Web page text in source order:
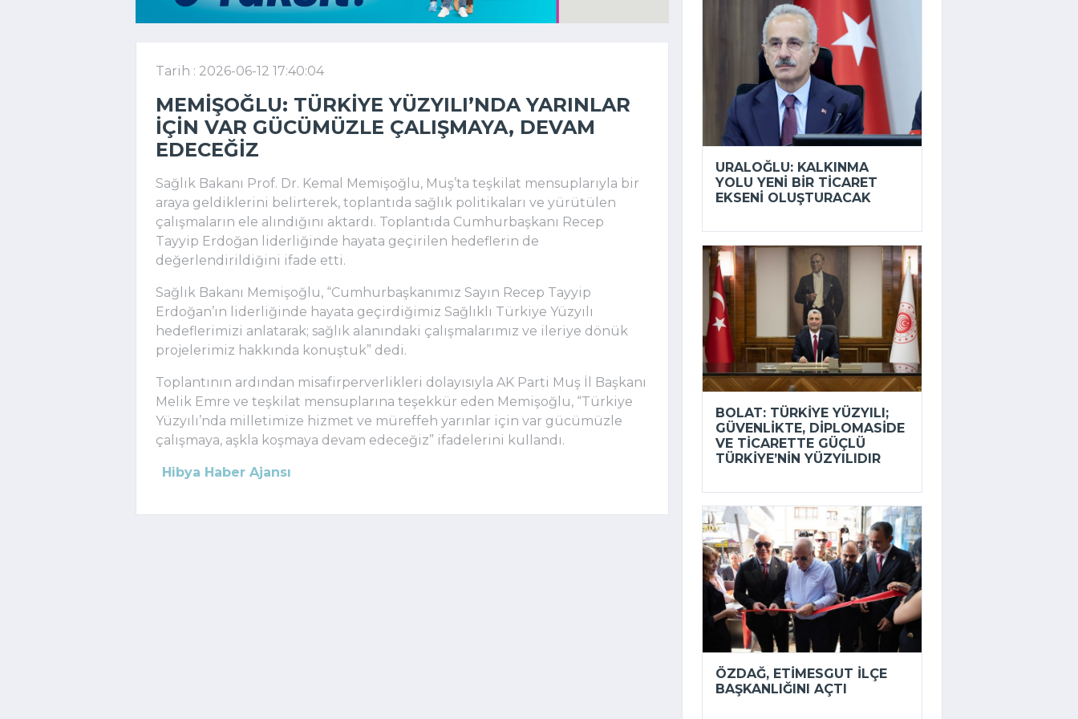
Tarih : 2026-06-12 17:40:04
MEMIŞOĞLU: TÜRKIYE YÜZYILI’NDA YARINLAR
IÇIN VAR GÜCÜMÜZLE ÇALIŞMAYA, DEVAM
EDECEĞIZ
Sağlık Bakanı Prof. Dr. Kemal Memişoğlu, Muş’ta teşkilat mensuplarıyla bir
araya geldiklerini belirterek, toplantıda sağlık politikaları ve yürütülen
çalışmaların ele alındığını aktardı. Toplantıda Cumhurbaşkanı Recep
Tayyip Erdoğan liderliğinde hayata geçirilen hedeflerin de
değerlendirildiğini ifade etti.
Sağlık Bakanı Memişoğlu, “Cumhurbaşkanımız Sayın Recep Tayyip
Erdoğan’ın liderliğinde hayata geçirdiğimiz Sağlıklı Türkiye Yüzyılı
hedeflerimizi anlatarak; sağlık alanındaki çalışmalarımız ve ileriye dönük
projelerimiz hakkında konuştuk” dedi.
Toplantının ardından misafirperverlikleri dolayısıyla AK Parti Muş İl Başkanı
Melik Emre ve teşkilat mensuplarına teşekkür eden Memişoğlu, “Türkiye
Yüzyılı’nda milletimize hizmet ve müreffeh yarınlar için var gücümüzle
çalışmaya, aşkla koşmaya devam edeceğiz” ifadelerini kullandı.
Hibya Haber Ajansı
URALOĞLU: KALKINMA
YOLU YENI BIR TICARET
EKSENI OLUŞTURACAK
BOLAT: TÜRKIYE YÜZYILI;
GÜVENLIKTE, DIPLOMASIDE
VE TICARETTE GÜÇLÜ
TÜRKIYE’NIN YÜZYILIDIR
ÖZDAĞ, ETIMESGUT İLÇE
BAŞKANLIĞINI AÇTI